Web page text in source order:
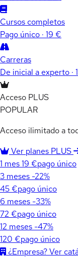
Cursos completos
Pago único · 19 €
Carreras
De inicial a experto ·
Acceso PLUS
POPULAR
Acceso ilimitado a
Ver planes PLUS
1 mes19 €pago único
3 meses -22%
45 €pago único
6 meses -33%
72 €pago único
12 meses -47%
120 €pago único
¿Empresa? Ver